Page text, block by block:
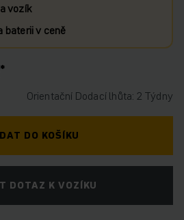
vozík
baterii v ceně
Orientační Dodací lhůta: 2 Týdny
DO KOŠÍKU
DOTAZ K VOZÍKU